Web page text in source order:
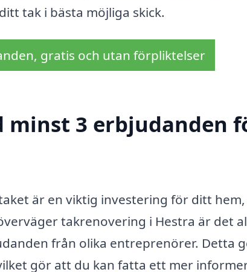
tak i bästa möjliga skick.
gratis och utan förpliktelser
minst 3 erbjudanden
är en viktig investering för ditt
takrenovering i Hestra är det
från olika entreprenörer. Detta
gör att du kan fatta ett mer